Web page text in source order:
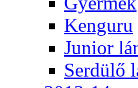
Kenguru
Junior
Serdülő